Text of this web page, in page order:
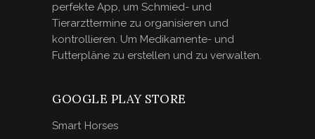
perfekte App, um Schmied- und
Tierarzttermine zu organisieren und
kontrollieren. Um Medikamente- und
Futterpläne zu erstellen und zu verwalten.
GOOGLE PLAY STORE
Smart Horses